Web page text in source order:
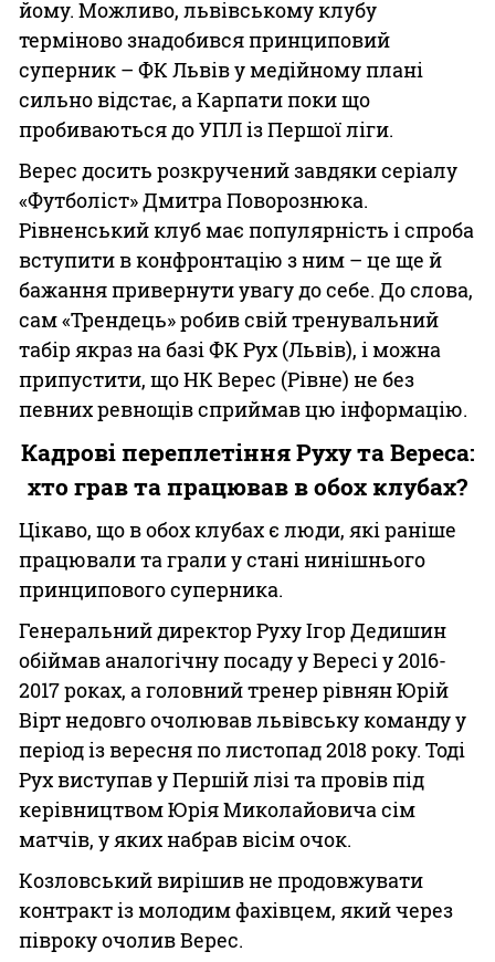
йому. Можливо, львівському клубу
терміново знадобився принциповий
суперник – ФК Львів у медійному плані
сильно відстає, а Карпати поки що
пробиваються до УПЛ із Першої ліги.
Верес досить розкручений завдяки серіалу
«Футболіст» Дмитра Поворознюка.
Рівненський клуб має популярність і спроба
вступити в конфронтацію з ним – це ще й
бажання привернути увагу до себе. До слова,
сам «Трендець» робив свій тренувальний
табір якраз на базі ФК Рух (Львів), і можна
припустити, що НК Верес (Рівне) не без
певних ревнощів сприймав цю інформацію.
Кадрові переплетіння Руху та Вереса:
хто грав та працював в обох клубах?
Цікаво, що в обох клубах є люди, які раніше
працювали та грали у стані нинішнього
принципового суперника.
Генеральний директор Руху Ігор Дедишин
обіймав аналогічну посаду у Вересі у 2016-
2017 роках, а головний тренер рівнян Юрій
Вірт недовго очолював львівську команду у
період із вересня по листопад 2018 року. Тоді
Рух виступав у Першій лізі та провів під
керівництвом Юрія Миколайовича сім
матчів, у яких набрав вісім очок.
Козловський вирішив не продовжувати
контракт із молодим фахівцем, який через
півроку очолив Верес.